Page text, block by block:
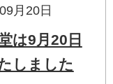
月20日
は9月20日
しました